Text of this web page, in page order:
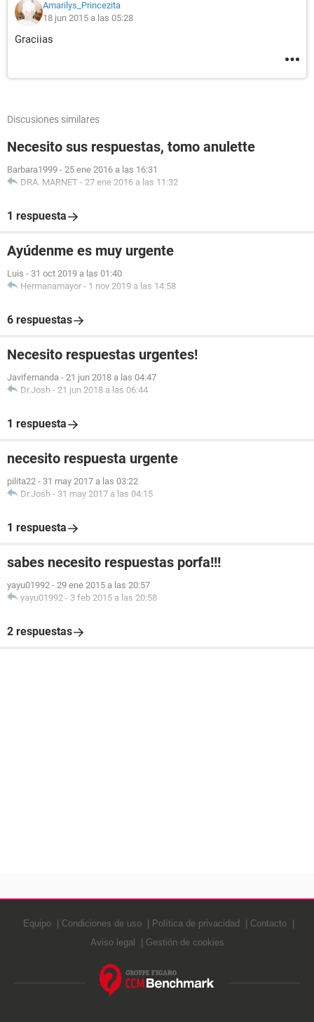
Amarilys_Princezita
18 jun 2015 a las 05:28
Graciias
Discusiones similares
Necesito sus respuestas, tomo anulette
Barbara1999 - 25 ene 2016 a las 16:31
DRA. MARNET - 27 ene 2016 a las 11:32
1 respuesta
Ayúdenme es muy urgente
Luis - 31 oct 2019 a las 01:40
Hermanamayor - 1 nov 2019 a las 14:58
6 respuestas
Necesito respuestas urgentes!
Javifernanda - 21 jun 2018 a las 04:47
Dr.Josh - 21 jun 2018 a las 06:44
1 respuesta
necesito respuesta urgente
pilita22 - 31 may 2017 a las 03:22
Dr.Josh - 31 may 2017 a las 04:15
1 respuesta
sabes necesito respuestas porfa!!!
yayu01992 - 29 ene 2015 a las 20:57
yayu01992 - 3 feb 2015 a las 20:58
2 respuestas
Equipo Condiciones de uso Política de privacidad
Contacto
Aviso legal
Gestión de cookies